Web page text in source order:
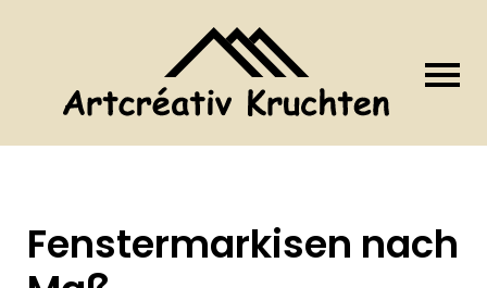
Fenstermarkisen nach